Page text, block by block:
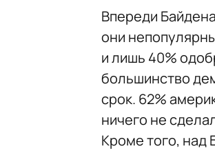
Впереди
они
и лишь 40%
большинство
срок. 62%
ничего не
Кроме того, над